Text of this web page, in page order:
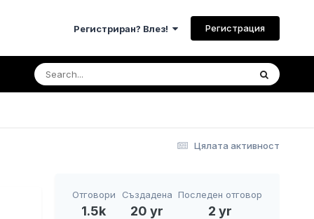
Регистриран? Влез! Регистрация
Цялата активност
Отговори
1.5k
Създадена
20 yr
Последен отговор
2 yr